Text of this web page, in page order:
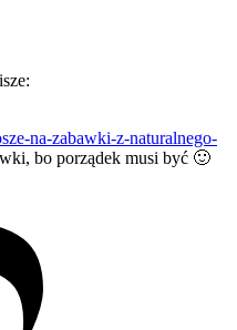
na-zabawki-z-naturalnego-
bo porządek musi być 🙂